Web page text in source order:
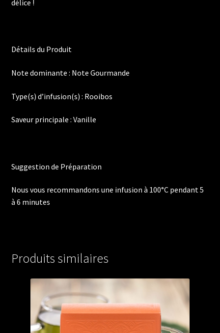
délice !
Détails du Produit
Note dominante : Note Gourmande
Type(s) d’infusion(s) : Rooibos
Saveur principale : Vanille
Suggestion de Préparation
Nous vous recommandons une infusion à 100°C pendant 5
à 6 minutes
Produits similaires